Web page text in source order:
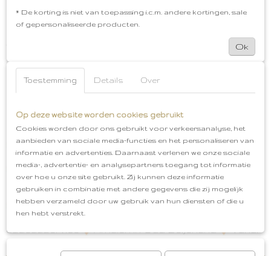
krijgt je kleintje het niet snel warm. Daarom is deze
romper ook perfect om te dragen in de zomer. De
vrij van schadelijke stoffen. Bij de beentjes zitten er
extra plooitjes zodat er meer ruimte is voor de luier
en de randen niet knellen bij de bovenbeentjes.
creëer het ideale cadeaupakket of maak je
babyuitzet compleet!
Overslagromper
Kleur: Nocture Ciumbelle
Materiaal: 100% gebreid katoen
Ademend en Zacht
Korte mouwen
Oeko-Tex Standard 100
certificering
Extra plooitjes bij billen voor ruimte
luier
Gemakkelijk aan en uittrekken door overslag
Perfect cadeautje voor: Zwangerschap,
Babyshower, Geboorte of Babyuitzet
cadeauservice
€50,00 gratis verzenden
* De korting is niet van toepassing i.c.m. andere kortingen, sale
of gepersonaliseerde producten.
Ok
Toestemming Details Over
Op deze website worden cookies gebruikt
Cookies worden door ons gebruikt voor verkeersanalyse, het
aanbieden van sociale media-functies en het personaliseren van
informatie en advertenties. Daarnaast verlenen we onze sociale
media-, advertentie- en analysepartners toegang tot informatie
over hoe u onze site gebruikt. Zij kunnen deze informatie
gebruiken in combinatie met andere gegevens die zij mogelijk
hebben verzameld door uw gebruik van hun diensten of die u
hen hebt verstrekt.